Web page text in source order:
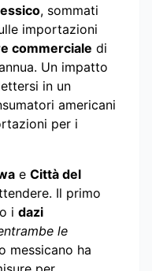
, sommati
importazioni
commerciale di
Un impatto
in un
americani
per i
e Città del
Il primo
i dazi
le
messicano ha